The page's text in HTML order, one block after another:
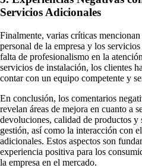
Servicios Adicionales
Finalmente, varias críticas
personal de la empresa y los
falta de profesionalismo en la
servicios de instalación, los clientes
contar con un equipo competente y
En conclusión, los comentarios
revelan áreas de mejora en cuanto a
devoluciones, calidad de productos
gestión, así como la interacción con
adicionales. Estos aspectos son
experiencia positiva para los
la empresa en el mercado.